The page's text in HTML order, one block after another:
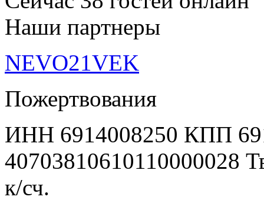
Наши партнеры
NEVO21VEK
Пожертвования
ИНН 6914008250 КПП
40703810610110000028
к/сч.